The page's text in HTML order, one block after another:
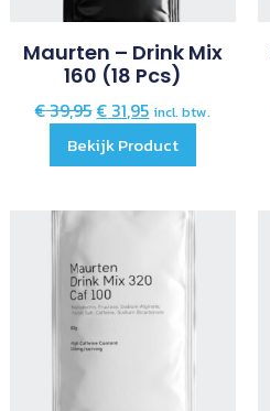
Maurten – Drink Mix
160 (18 Pcs)
€39,95€ 31,95 incl. btw.
Bekijk Product